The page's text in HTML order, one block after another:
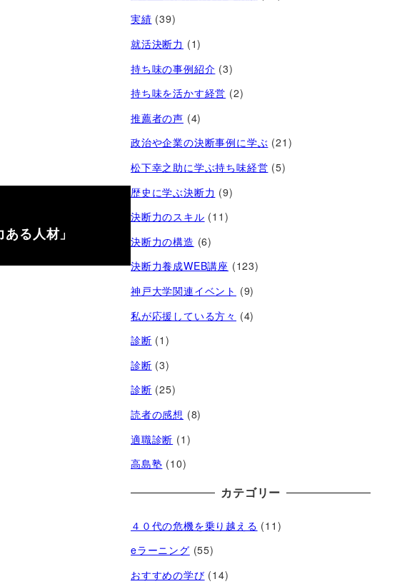
る人材」
実績 (39)
就活決断力 (1)
持ち味の事例紹介 (3)
持ち味を活かす経営​ (2)
推薦者の声 (4)
政治や企業の決断事例に学ぶ (21)
松下幸之助に学ぶ持ち味経営 (5)
歴史に学ぶ決断力 (9)
決断力のスキル (11)
決断力の構造 (6)
決断力養成WEB講座 (123)
神戸大学関連イベント (9)
私が応援している方々 (4)
診断 (1)
診断 (3)
診断 (25)
読者の感想 (8)
適職診断 (1)
高島塾 (10)
カテゴリー
４０代の危機を乗り越える (11)
eラーニング (55)
おすすめの学び (14)